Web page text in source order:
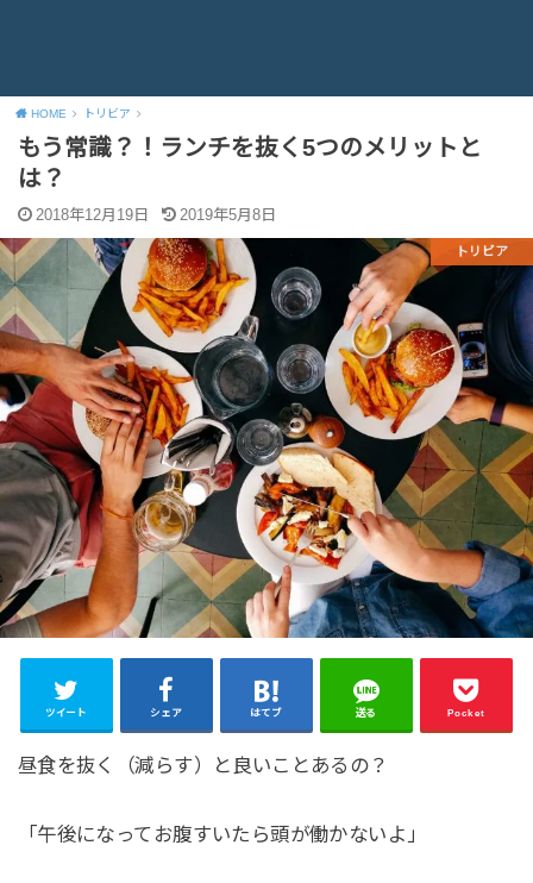
HOME トリビア
もう常識？！ランチを抜く5つのメリットと
は？
2018年12月19日 2019年5月8日
トリビア
ツイート シェア はてブ 送る Pocket
昼食を抜く（減らす）と良いことあるの？
「午後になってお腹すいたら頭が働かないよ」